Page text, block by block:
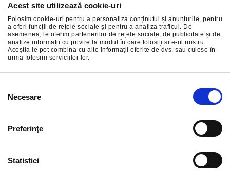
Acest site utilizează cookie-uri
Folosim cookie-uri pentru a personaliza conținutul și anunțurile, pentru
a oferi funcții de rețele sociale și pentru a analiza traficul. De
asemenea, le oferim partenerilor de rețele sociale, de publicitate și de
analize informații cu privire la modul în care folosiți site-ul nostru.
Aceștia le pot combina cu alte informații oferite de dvs. sau culese în
urma folosirii serviciilor lor.
consimțământului
Necesare
Preferinţe
Statistici